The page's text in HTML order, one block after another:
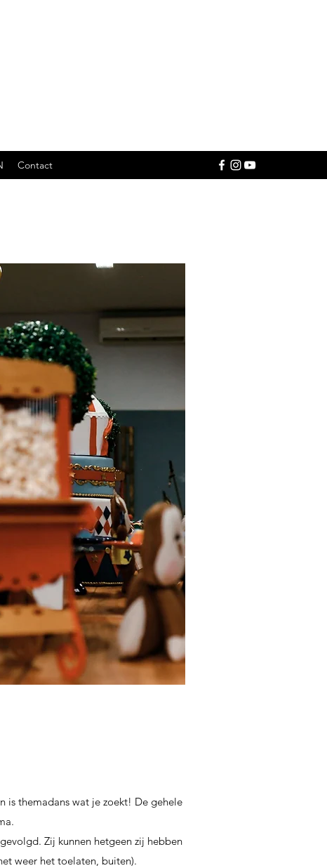
Contact
is themadans wat je zoekt! De gehele
Zij kunnen hetgeen zij hebben
weer het toelaten, buiten).